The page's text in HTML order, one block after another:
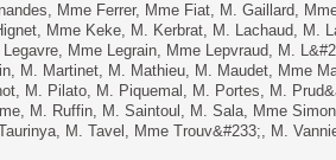
Mme Ferrer, Mme Fiat, M. Gaillard,
Mme Keke, M. Kerbrat, M. Lachaud, M.
Mme Legrain, Mme Lepvraud, M.
M. Martinet, M. Mathieu, M. Maudet, Mme
M. Pilato, M. Piquemal, M. Portes, M.
M. Ruffin, M. Saintoul, M. Sala, Mme
Taurinya, M. Tavel, Mme Trouv&#233;, M.